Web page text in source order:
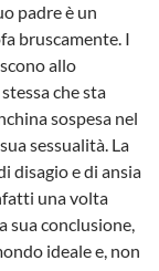
padre è un
bruscamente. I
allo
che sta
sospesa nel
sessualità. La
disagio e di ansia
una volta
sua conclusione,
ideale e, non